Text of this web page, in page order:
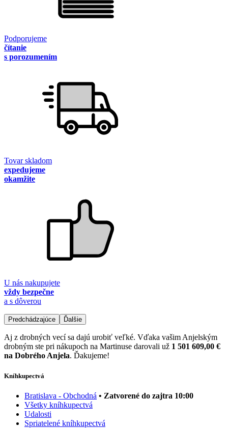
Podporujeme
čítanie
s porozumením
Tovar skladom
expedujeme
okamžite
U nás nakupujete
vždy bezpečne
a s dôverou
Predchádzajúce Ďalšie
Aj z drobných vecí sa dajú urobiť veľké. Vďaka vašim Anjelským
drobným ste pri nákupoch na Martinuse darovali už 1 501 609,00 €
na Dobrého Anjela. Ďakujeme!
Kníhkupectvá
Bratislava - Obchodná • Zatvorené do zajtra 10:00
Všetky kníhkupectvá
Udalosti
Spriatelené kníhkupectvá